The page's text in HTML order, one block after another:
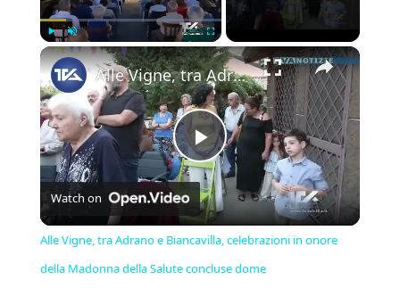
Play Unmute Fullscreen ×
Play
Video
Alle Vigne, tra Adrano e Biancavilla, celebrazioni in onore della Madonna della Salute concluse dome
Watch on
Alle Vigne, tra Adrano e Biancavilla, celebrazioni in onore
della Madonna della Salute concluse dome